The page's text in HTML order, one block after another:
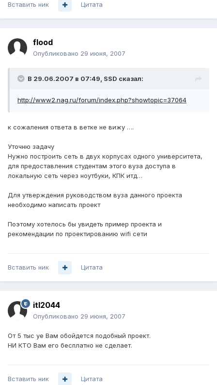
Вставить ник Цитата
flood
Опубликовано 29 июня, 2007
В 29.06.2007 в 07:49, SSD сказал:
http://www2.nag.ru/forum/index.php?showtopic=37064
к сожаления ответа в ветке не вижу ….
Уточню задачу
Нужно построить сеть в двух корпусах одного университета,
для предоставления студентам этого вуза доступа в
локальную сеть через ноутбуки, КПК итд…
Для утверждения руководством вуза данного проекта
необходимо написать проект
Поэтому хотелось бы увидеть пример проекта и
рекомендации по проектированию wifi сети
Вставить ник Цитата
itl2044
Опубликовано 29 июня, 2007
От 5 тыс уе Вам обойдется подобный проект.
НИ КТО Вам его бесплатно не сделает.
Вставить ник Цитата